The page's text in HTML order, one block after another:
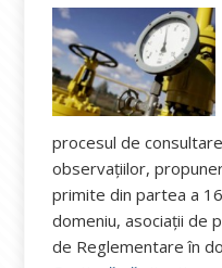
procesul de
observaţiilor,
primite din partea a
domeniu, asociații de
de Reglementare în